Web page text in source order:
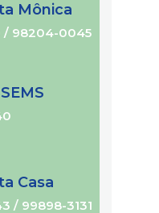
Mônica
/ 98204-0045
Casa
/ 99898-3131